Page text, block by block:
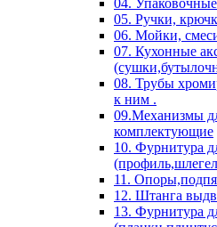
04.
05. Ручки,
06. Мойки,
07. Кухонные
08. Трубы
к ним .
09.Механизмы
комплектующие
10. Фурнитура
11.
12. Штанга
13. Фурнитура